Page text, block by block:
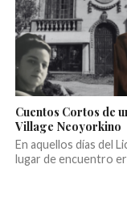
Cuentos Cortos de
Village Neoyorkino
En aquellos días del
lugar de encuentro